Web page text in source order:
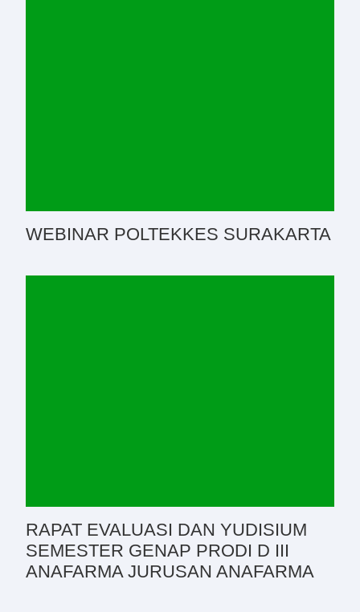
WEBINAR POLTEKKES SURAKARTA
RAPAT EVALUASI DAN YUDISIUM
SEMESTER GENAP PRODI D III
ANAFARMA JURUSAN ANAFARMA